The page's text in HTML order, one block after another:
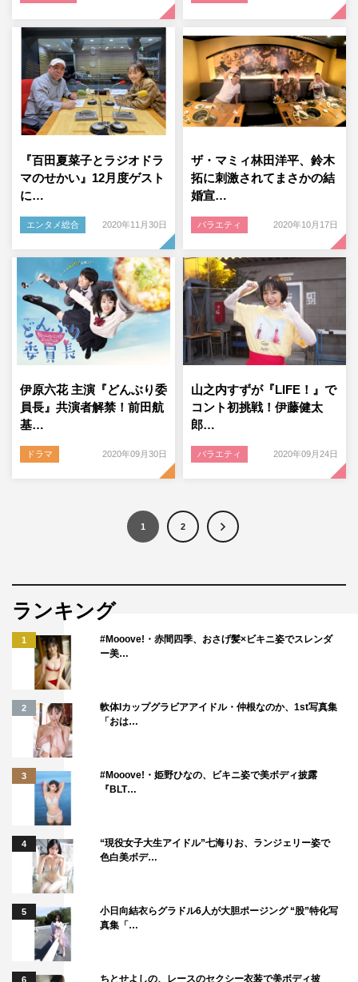
『百田夏菜子とラジオドラ
マのせかい』12月度ゲスト
に…
エンタメ総合 2020年11月30日
ザ・マミィ林田洋平、鈴木
拓に刺激されてまさかの結
婚宣…
バラエティ 2020年10月17日
伊原六花 主演『どんぶり委
員長』共演者解禁！前田航
基…
ドラマ 2020年09月30日
山之内すずが『LIFE！』で
コント初挑戦！伊藤健太
郎…
バラエティ 2020年09月24日
1 2
ランキング
1
#Mooove!・赤間四季、おさげ髪×ビキニ姿でスレンダ
ー美…
2
軟体Iカップグラビアアイドル・仲根なのか、1st写真集
「おは…
3
#Mooove!・姫野ひなの、ビキニ姿で美ボディ披露
『BLT…
4
“現役女子大生アイドル”七海りお、ランジェリー姿で
色白美ボデ…
5
小日向結衣らグラドル6人が大胆ポージング “股”特化写
真集「…
6 ちとせよしの、レースのセクシー衣装で美ボディ披